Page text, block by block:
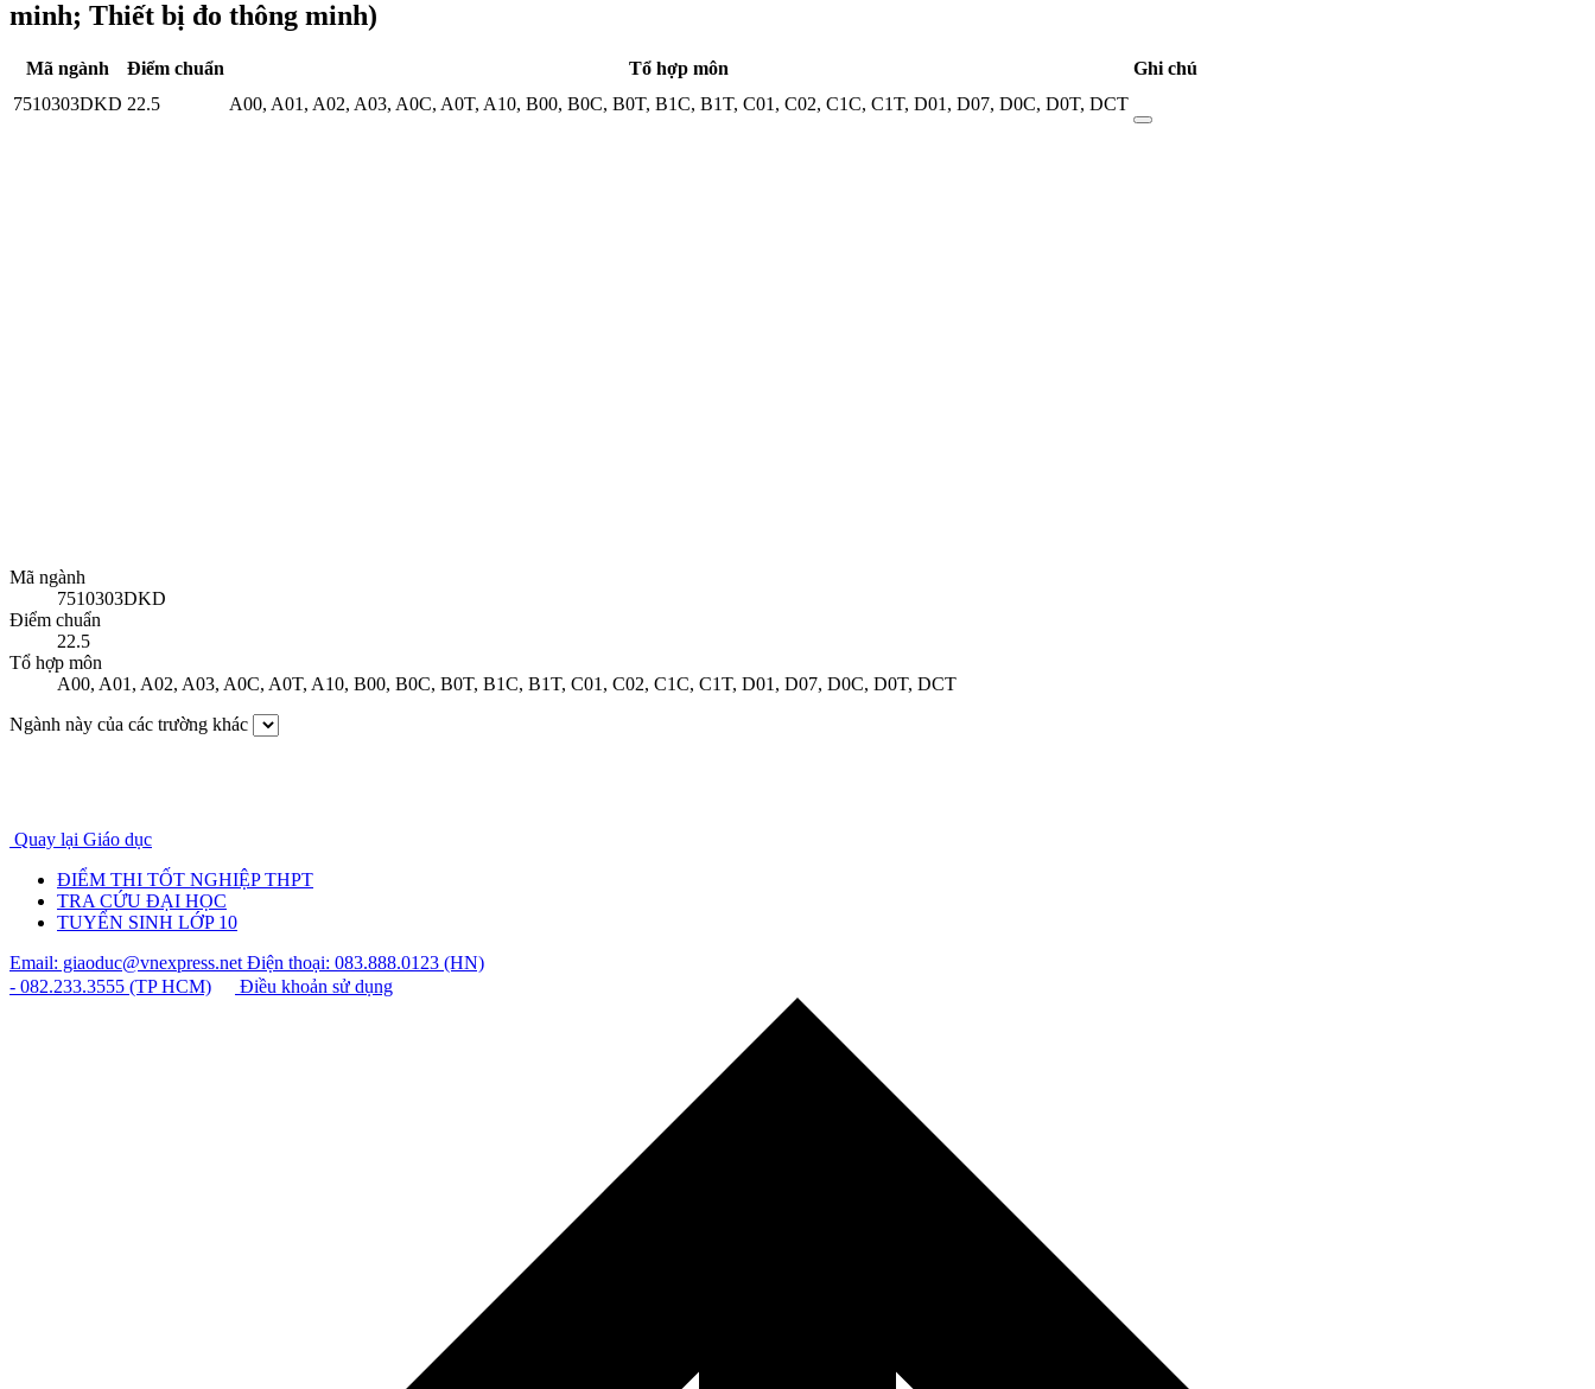
minh; Thiết bị đo thông minh)
Mã ngành Điểm chuẩn Tổ hợp môn
Ghi chú
7510303DKD 22.5 A00, A01, A02, A03, A0C, A0T, A10, B00, B0C, B0T, B1C, B1T, C01, C02, C1C, C1T, D01, D07, D0C, D0T, DCT
Mã ngành
7510303DKD
Điểm chuẩn
22.5
Tổ hợp môn
A00, A01, A02, A03, A0C, A0T, A10, B00, B0C, B0T, B1C, B1T, C01, C02, C1C, C1T, D01, D07, D0C, D0T, DCT
Ngành này của các trường khác
Quay lại Giáo dục
ĐIỂM THI TỐT NGHIỆP THPT
TRA CỨU ĐẠI HỌC
TUYỂN SINH LỚP 10
Email: giaoduc@vnexpress.netĐiện thoại: 083.888.0123 (HN)
- 082.233.3555 (TP HCM)
Điều khoản sử dụng